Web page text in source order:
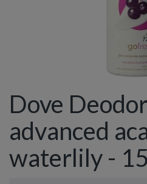
Dove
advanced
waterlily -